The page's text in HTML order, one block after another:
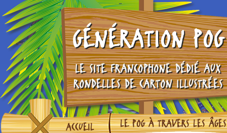
GÉNÉRATION POG
LE SITE FRANCOPHONE DÉDIÉ AUX
RONDELLES DE CARTON ILLUSTRÉES
ACCUEIL LE POG À TRAVERS LES ÂGES